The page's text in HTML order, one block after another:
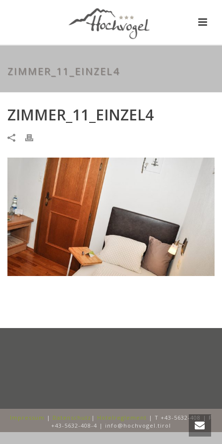
ZIMMER_11_EINZEL4
ZIMMER_11_EINZEL4
Impressum | Datenschutz | Hotelreglement | T +43-5632-408 | F
+43-5632-408-4 | info@hochvogel.tirol